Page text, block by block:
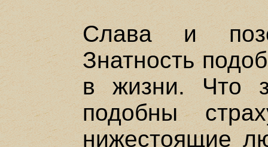
Слава и
Знатность
в жизни. Что
подобны
нижестоящие